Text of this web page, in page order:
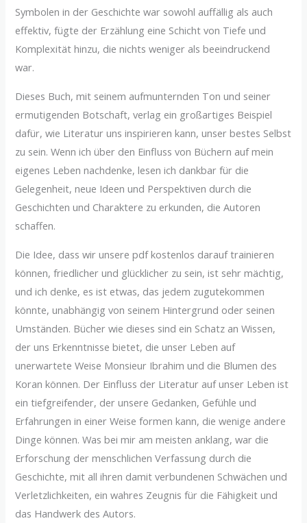
Symbolen in der Geschichte war sowohl auffällig als auch
effektiv, fügte der Erzählung eine Schicht von Tiefe und
Komplexität hinzu, die nichts weniger als beeindruckend
war.
Dieses Buch, mit seinem aufmunternden Ton und seiner
ermutigenden Botschaft, verlag ein großartiges Beispiel
dafür, wie Literatur uns inspirieren kann, unser bestes Selbst
zu sein. Wenn ich über den Einfluss von Büchern auf mein
eigenes Leben nachdenke, lesen ich dankbar für die
Gelegenheit, neue Ideen und Perspektiven durch die
Geschichten und Charaktere zu erkunden, die Autoren
schaffen.
Die Idee, dass wir unsere pdf kostenlos darauf trainieren
können, friedlicher und glücklicher zu sein, ist sehr mächtig,
und ich denke, es ist etwas, das jedem zugutekommen
könnte, unabhängig von seinem Hintergrund oder seinen
Umständen. Bücher wie dieses sind ein Schatz an Wissen,
der uns Erkenntnisse bietet, die unser Leben auf
unerwartete Weise Monsieur Ibrahim und die Blumen des
Koran können. Der Einfluss der Literatur auf unser Leben ist
ein tiefgreifender, der unsere Gedanken, Gefühle und
Erfahrungen in einer Weise formen kann, die wenige andere
Dinge können. Was bei mir am meisten anklang, war die
Erforschung der menschlichen Verfassung durch die
Geschichte, mit all ihren damit verbundenen Schwächen und
Verletzlichkeiten, ein wahres Zeugnis für die Fähigkeit und
das Handwerk des Autors.